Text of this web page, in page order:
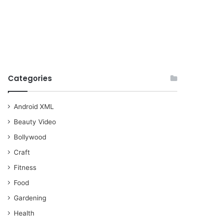
Categories
Android XML
Beauty Video
Bollywood
Craft
Fitness
Food
Gardening
Health